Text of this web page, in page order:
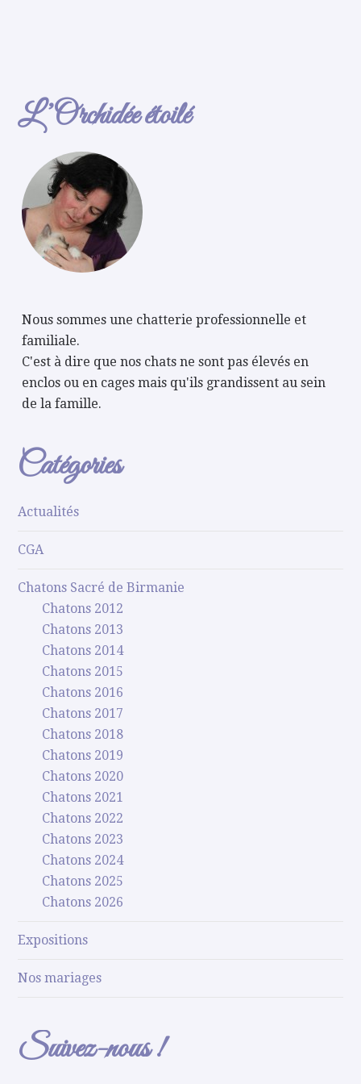
L’Orchidée étoilé
Nous sommes une chatterie professionnelle et
familiale.
C'est à dire que nos chats ne sont pas élevés en
enclos ou en cages mais qu'ils grandissent au sein
de la famille.
Catégories
Actualités
CGA
Chatons Sacré de Birmanie
Chatons 2012
Chatons 2013
Chatons 2014
Chatons 2015
Chatons 2016
Chatons 2017
Chatons 2018
Chatons 2019
Chatons 2020
Chatons 2021
Chatons 2022
Chatons 2023
Chatons 2024
Chatons 2025
Chatons 2026
Expositions
Nos mariages
Suivez-nous !